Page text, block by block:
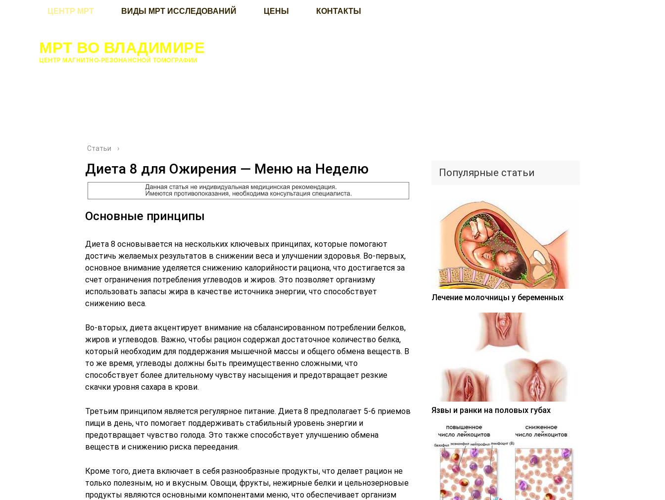
ЦЕНТР МРТ ВИДЫ МРТ ИССЛЕДОВАНИЙ ЦЕНЫ КОНТАКТЫ
МРТ ВО ВЛАДИМИРЕ
ЦЕНТР МАГНИТНО-РЕЗОНАНСНОЙ ТОМОГРАФИИ
Статьи ›
Диета 8 для Ожирения — Меню на Неделю
Основные принципы
Диета 8 основывается на нескольких ключевых принципах, которые помогают
достичь желаемых результатов в снижении веса и улучшении здоровья. Во-первых,
основное внимание уделяется снижению калорийности рациона, что достигается за
счет ограничения потребления углеводов и жиров. Это позволяет организму
использовать запасы жира в качестве источника энергии, что способствует
снижению веса.
Во-вторых, диета акцентирует внимание на сбалансированном потреблении белков,
жиров и углеводов. Важно, чтобы рацион содержал достаточное количество белка,
который необходим для поддержания мышечной массы и общего обмена веществ. В
то же время, углеводы должны быть преимущественно сложными, что
способствует более длительному чувству насыщения и предотвращает резкие
скачки уровня сахара в крови.
Третьим принципом является регулярное питание. Диета 8 предполагает 5-6 приемов
пищи в день, что помогает поддерживать стабильный уровень энергии и
предотвращает чувство голода. Это также способствует улучшению обмена
веществ и снижению риска переедания.
Кроме того, диета включает в себя разнообразные продукты, что делает рацион не
только полезным, но и вкусным. Овощи, фрукты, нежирные белки и цельнозерновые
продукты являются основными компонентами меню, что обеспечивает организм
Популярные статьи
Лечение молочницы у беременных
Язвы и ранки на половых губах